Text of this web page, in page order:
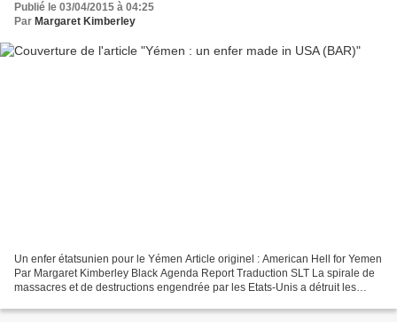
Publié le 03/04/2015 à 04:25
Par Margaret Kimberley
Un enfer étatsunien pour le Yémen Article originel : American Hell for Yemen
Par Margaret Kimberley Black Agenda Report Traduction SLT La spirale de
massacres et de destructions engendrée par les Etats-Unis a détruit les